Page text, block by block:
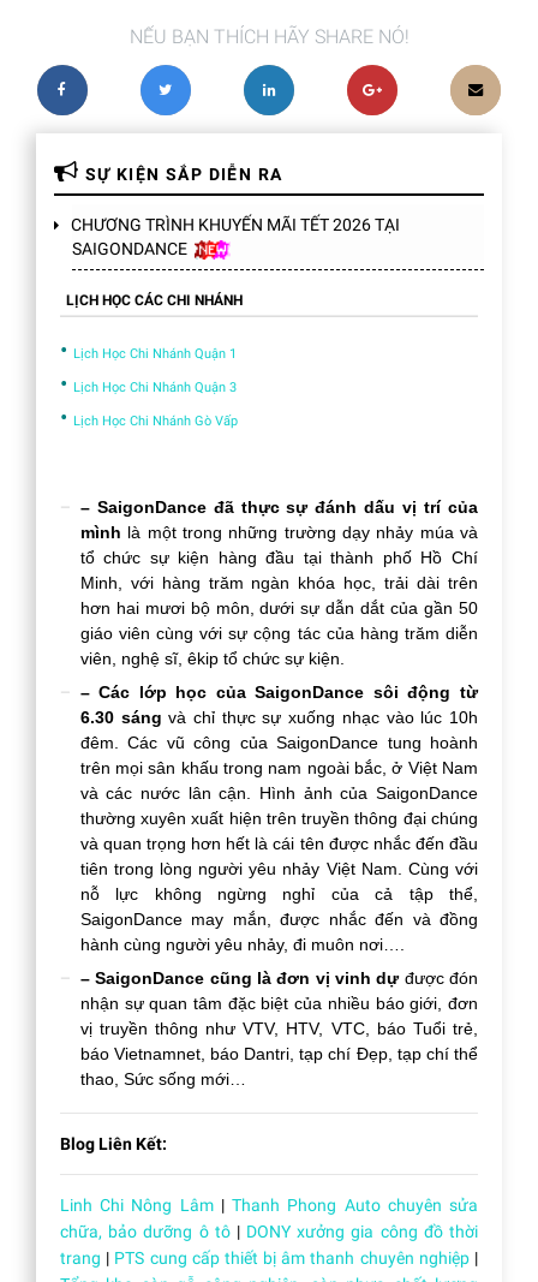
NẾU BẠN THÍCH HÃY SHARE NÓ!
SỰ KIỆN SẮP DIỄN RA
CHƯƠNG TRÌNH KHUYẾN MÃI TẾT 2026 TẠI
SAIGONDANCE
LỊCH HỌC CÁC CHI NHÁNH
• Lịch Học Chi Nhánh Quận 1
• Lịch Học Chi Nhánh Quận 3
• Lịch Học Chi Nhánh Gò Vấp
– SaigonDance đã thực sự đánh dấu vị trí của
mình là một trong những trường dạy nhảy múa và
tổ chức sự kiện hàng đầu tại thành phố Hồ Chí
Minh, với hàng trăm ngàn khóa học, trải dài trên
hơn hai mươi bộ môn, dưới sự dẫn dắt của gần 50
giáo viên cùng với sự cộng tác của hàng trăm diễn
viên, nghệ sĩ, êkip tổ chức sự kiện.
– Các lớp học của SaigonDance sôi động từ
6.30 sáng và chỉ thực sự xuống nhạc vào lúc 10h
đêm. Các vũ công của SaigonDance tung hoành
trên mọi sân khấu trong nam ngoài bắc, ở Việt Nam
và các nước lân cận. Hình ảnh của SaigonDance
thường xuyên xuất hiện trên truyền thông đại chúng
và quan trọng hơn hết là cái tên được nhắc đến đầu
tiên trong lòng người yêu nhảy Việt Nam. Cùng với
nỗ lực không ngừng nghỉ của cả tập thể,
SaigonDance may mắn, được nhắc đến và đồng
hành cùng người yêu nhảy, đi muôn nơi….
– SaigonDance cũng là đơn vị vinh dựđược đón
nhận sự quan tâm đặc biệt của nhiều báo giới, đơn
vị truyền thông như VTV, HTV, VTC, báo Tuổi trẻ,
báo Vietnamnet, báo Dantri, tạp chí Đẹp, tạp chí thể
thao, Sức sống mới…
Blog Liên Kết:
Linh Chi Nông Lâm|Thanh Phong Auto chuyên sửa
chữa, bảo dưỡng ô tô| DONY xưởng gia công đồ thời
trang | PTS cung cấp thiết bị âm thanh chuyên nghiệp|